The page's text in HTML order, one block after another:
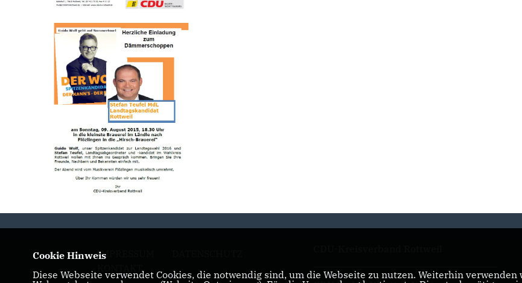
IMPRESSUM
KONTAKT
Cookie Hinweis
Diese Webseite verwendet Cookies, die notwendig sind, um die Webseite zu nutzen. Weiterhin